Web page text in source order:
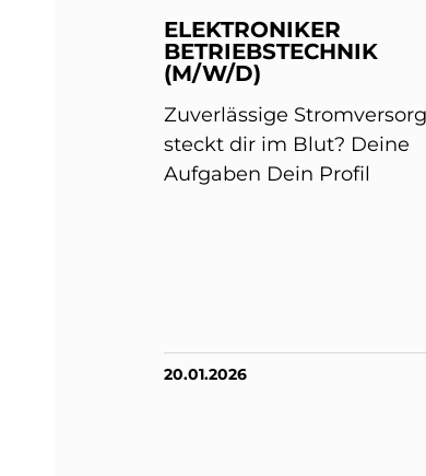
ELEKTRONIKER
BETRIEBSTECHNIK
(M/W/D)
Zuverlässige
steckt dir im Blut? Deine
Aufgaben Dein Profil
20.01.2026